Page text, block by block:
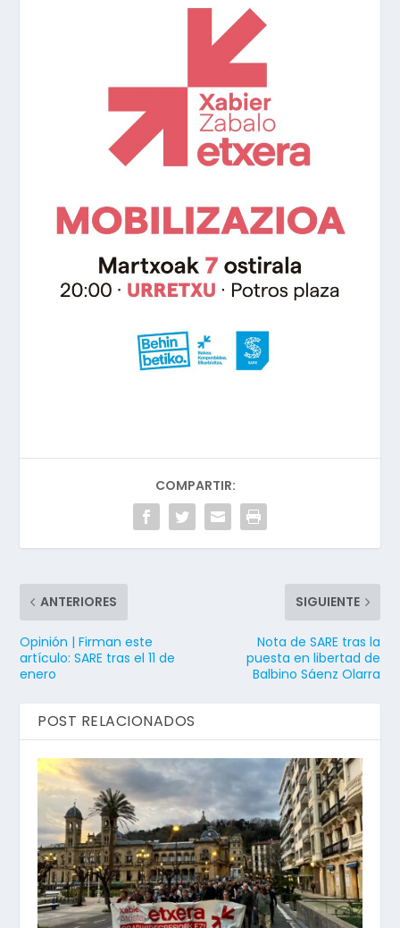
COMPARTIR:
ANTERIORES
Opinión | Firman este
artículo: SARE tras el 11 de
enero
SIGUIENTE
Nota de SARE tras la
puesta en libertad de
Balbino Sáenz Olarra
POST RELACIONADOS